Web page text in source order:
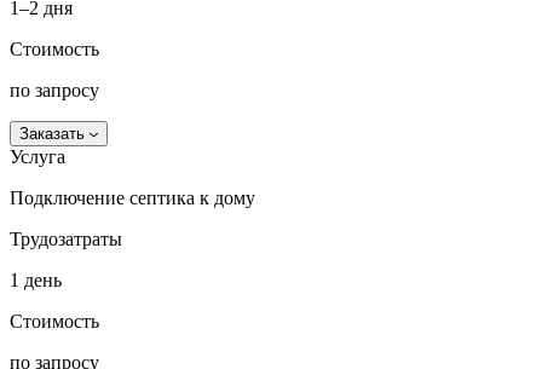
1–2 дня
Стоимость
по запросу
Заказать
Услуга
Подключение септика к дому
Трудозатраты
1 день
Стоимость
по запросу